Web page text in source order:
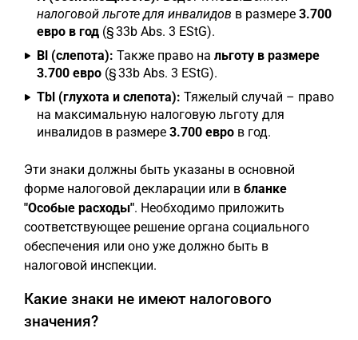
налоговой льготе для инвалидов в размере 3.700
евро в год (§ 33b Abs. 3 EStG).
Bl (слепота): Также право на льготу в размере
3.700 евро (§ 33b Abs. 3 EStG).
Tbl (глухота и слепота): Тяжелый случай – право
на максимальную налоговую льготу для
инвалидов в размере 3.700 евро в год.
Эти знаки должны быть указаны в основной
форме налоговой декларации или в бланке
"Особые расходы". Необходимо приложить
соответствующее решение органа социального
обеспечения или оно уже должно быть в
налоговой инспекции.
Какие знаки не имеют налогового
значения?